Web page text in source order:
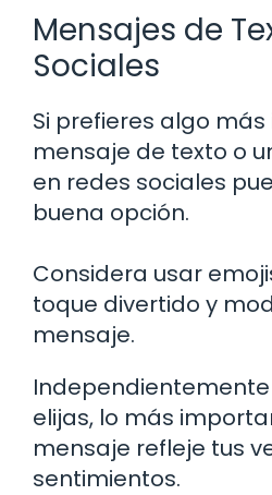
Mensajes de
Sociales
Si prefieres algo
mensaje de texto o
en redes sociales
buena opción.
Considera usar
toque divertido y
mensaje.
elijas, lo más
mensaje refleje tus
sentimientos.